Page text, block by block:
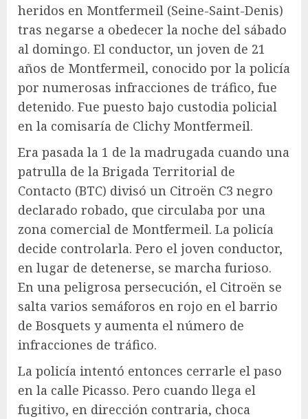
heridos en Montfermeil (Seine-Saint-Denis)
tras negarse a obedecer la noche del sábado
al domingo. El conductor, un joven de 21
años de Montfermeil, conocido por la policía
por numerosas infracciones de tráfico, fue
detenido. Fue puesto bajo custodia policial
en la comisaría de Clichy Montfermeil.
Era pasada la 1 de la madrugada cuando una
patrulla de la Brigada Territorial de
Contacto (BTC) divisó un Citroën C3 negro
declarado robado, que circulaba por una
zona comercial de Montfermeil. La policía
decide controlarla. Pero el joven conductor,
en lugar de detenerse, se marcha furioso.
En una peligrosa persecución, el Citroën se
salta varios semáforos en rojo en el barrio
de Bosquets y aumenta el número de
infracciones de tráfico.
La policía intentó entonces cerrarle el paso
en la calle Picasso. Pero cuando llega el
fugitivo, en dirección contraria, choca